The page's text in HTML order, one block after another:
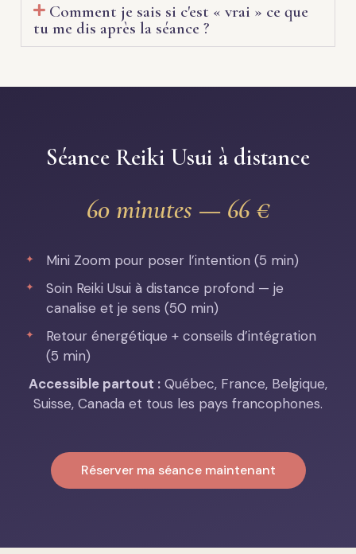
Comment je sais si c'est « vrai » ce que
tu me dis après la séance ?
Séance Reiki Usui à distance
60 minutes — 66 €
Mini Zoom pour poser l’intention (5 min)
Soin Reiki Usui à distance profond — je
canalise et je sens (50 min)
Retour énergétique + conseils d’intégration
(5 min)
Accessible partout : Québec, France, Belgique,
Suisse, Canada et tous les pays francophones.
Réserver ma séance maintenant